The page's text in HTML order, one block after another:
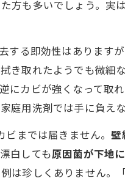
方も多いでしょう。実は
する即効性はあります
き取れたようでも微細
カビが強くなって取
庭用洗剤では手に負えな
ビまでは届きません。壁
白しても原因菌が下地
珍しくありません。